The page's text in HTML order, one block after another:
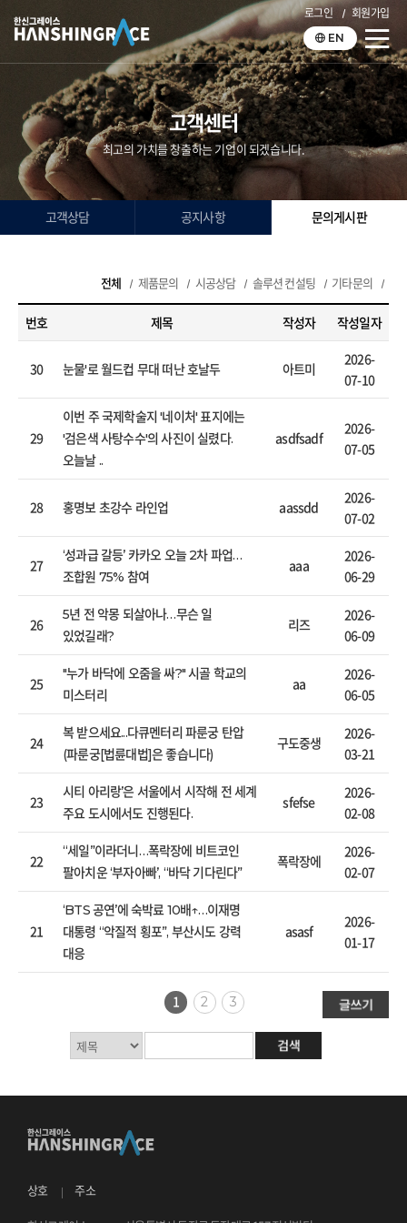
로그인
회원가입
EN
고객센터
최고의 가치를 창출하는 기업이 되겠습니다.
고객상담 공지사항 문의게시판
전체 제품문의 시공상담 솔루션 컨설팅 기타문의
번호 제목 작성자 작성일자
30 눈물'로 월드컵 무대 떠난 호날두 아트미
2026-
07-10
29
이번 주 국제학술지 '네이처' 표지에는
'검은색 사탕수수'의 사진이 실렸다.
오늘날 ..
asdfsadf
2026-
07-05
28 홍명보 초강수 라인업 aassdd
2026-
07-02
27
‘성과급 갈등’ 카카오 오늘 2차 파업…
조합원 75% 참여
aaa
2026-
06-29
26
5년 전 악몽 되살아나…무슨 일
있었길래?
리즈
2026-
06-09
25
"누가 바닥에 오줌을 싸?" 시골 학교의
미스터리
aa
2026-
06-05
24
복 받으세요...다큐멘터리 파룬궁 탄압
(파룬궁[법륜대법]은 좋습니다)
구도중생
2026-
03-21
23
시티 아리랑’은 서울에서 시작해 전 세계
주요 도시에서도 진행된다.
sfefse
2026-
02-08
22
“세일”이라더니…폭락장에 비트코인
팔아치운 ‘부자아빠’, “바닥 기다린다”
폭락장에
2026-
02-07
21
‘BTS 공연’에 숙박료 10배↑…이재명
대통령 “악질적 횡포”, 부산시도 강력
대응
asasf
2026-
01-17
1 2 3
상호 주소